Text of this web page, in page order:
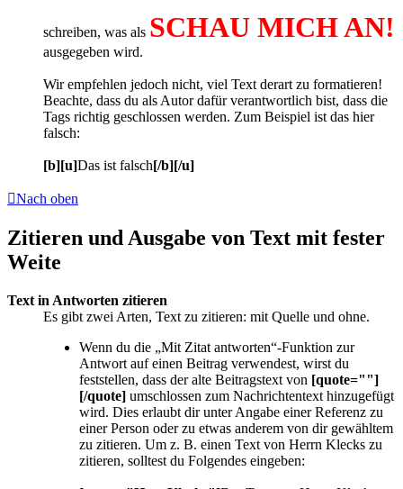
schreiben, was als SCHAU MICH AN!
ausgegeben wird.
Wir empfehlen jedoch nicht, viel Text derart zu formatieren!
Beachte, dass du als Autor dafür verantwortlich bist, dass die
Tags richtig geschlossen werden. Zum Beispiel ist das hier
falsch:
[b][u]Das ist falsch[/b][/u]
Nach oben
Zitieren und Ausgabe von Text mit fester
Weite
Text in Antworten zitieren
Es gibt zwei Arten, Text zu zitieren: mit Quelle und ohne.
Wenn du die „Mit Zitat antworten“-Funktion zur
Antwort auf einen Beitrag verwendest, wirst du
feststellen, dass der alte Beitragstext von [quote=""]
[/quote] umschlossen zum Nachrichtentext hinzugefügt
wird. Dies erlaubt dir unter Angabe einer Referenz zu
einer Person oder zu etwas anderem von dir gewähltem
zu zitieren. Um z. B. einen Text von Herrn Klecks zu
zitieren, solltest du Folgendes eingeben: